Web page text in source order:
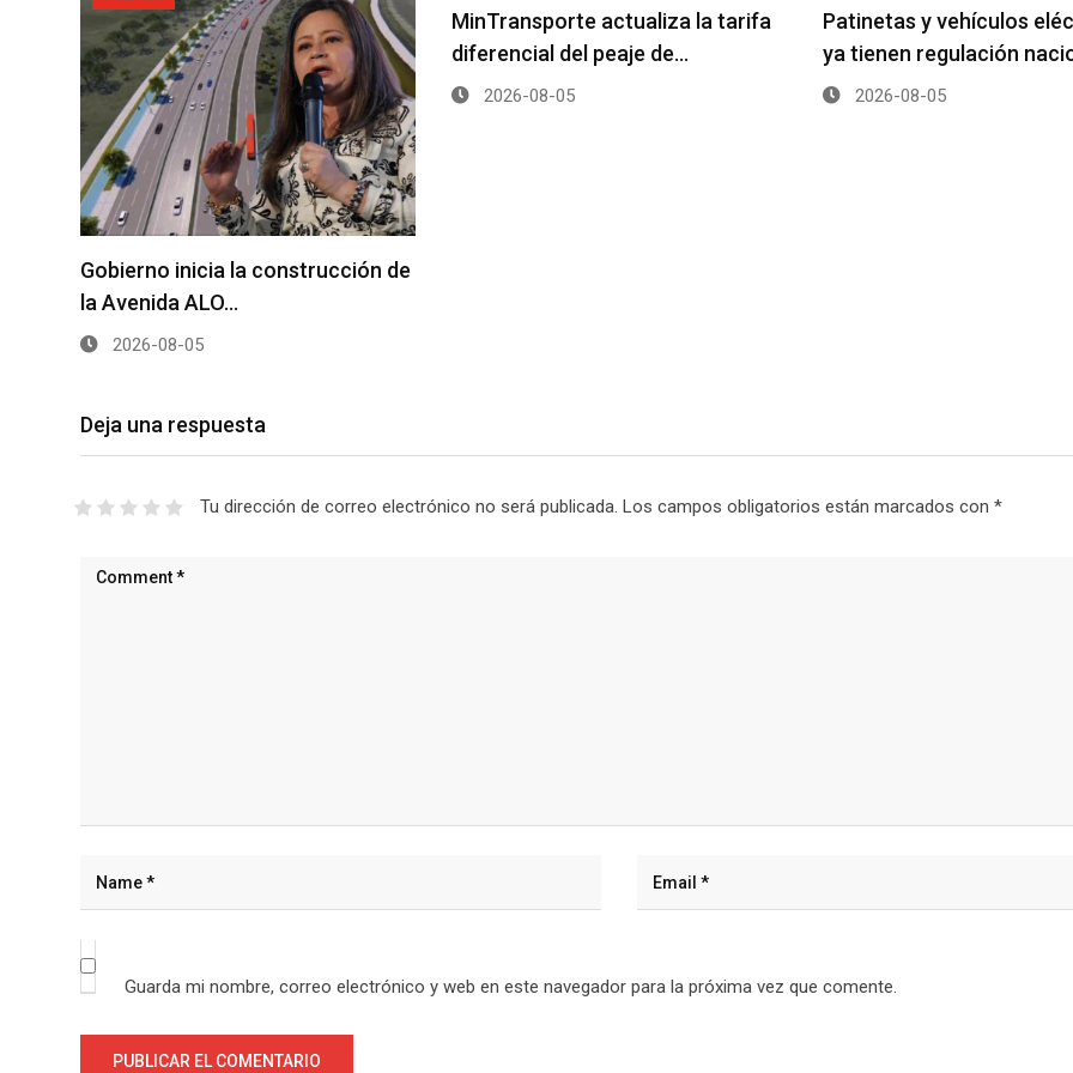
Gobierno inicia la construcción de
la Avenida ALO…
2026-08-05
MinTransporte actualiza la tarifa
diferencial del peaje de…
2026-08-05
Patinetas y vehículos
ya tienen regulación
2026-08-05
Deja una respuesta
Tu dirección de correo electrónico no será publicada. Los campos obligatorios están marcados con *
Guarda mi nombre, correo electrónico y web en este navegador para la próxima vez que comente.